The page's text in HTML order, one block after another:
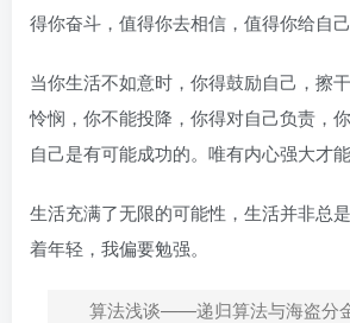
得你奋斗，值得你去相信，值得你给自己
当你生活不如意时，你得鼓励自己，擦
怜悯，你不能投降，你得对自己负责，
自己是有可能成功的。唯有内心强大才
生活充满了无限的可能性，生活并非总
着年轻，我偏要勉强。
算法浅谈——递归算法与海盗分